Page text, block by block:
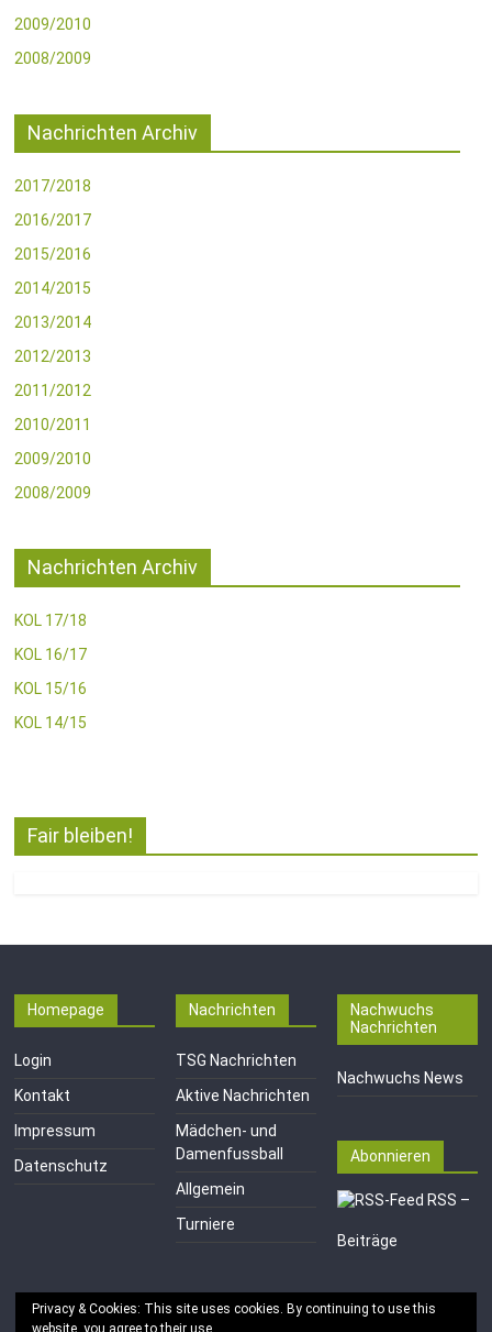
2009/2010
2008/2009
Nachrichten Archiv
2017/2018
2016/2017
2015/2016
2014/2015
2013/2014
2012/2013
2011/2012
2010/2011
2009/2010
2008/2009
Nachrichten Archiv
KOL 17/18
KOL 16/17
KOL 15/16
KOL 14/15
Fair bleiben!
Homepage
Login
Kontakt
Impressum
Datenschutz
Nachrichten
TSG Nachrichten
Aktive Nachrichten
Mädchen- und
Damenfussball
Allgemein
Turniere
Nachwuchs
Nachrichten
Nachwuchs News
Abonnieren
RSS –
Beiträge
Privacy & Cookies: This site uses cookies. By continuing to use this
website, you agree to their use.